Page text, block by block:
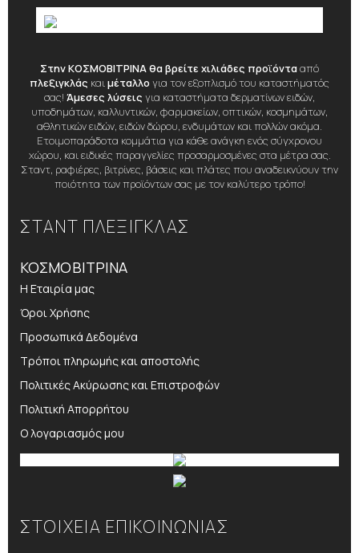
Στην ΚΟΣΜΟΒΙΤΡΙΝΑ θα βρείτε χιλιάδες προϊόντααπό
πλεξιγκλάς καιμέταλλο για τον εξοπλισμό του καταστήματός
σας! Άμεσες λύσεις για καταστήματα δερματίνων ειδών,
υποδημάτων, καλλυντικών, φαρμακείων, οπτικών, κοσμημάτων,
αθλητικών ειδών, ειδών δώρου, ενδυμάτων και πολλών ακόμα.
Ετοιμοπαράδοτα κομμάτια για κάθε ανάγκη ενός σύγχρονου
χώρου, και ειδικές παραγγελίες προσαρμοσμένες στα μέτρα σας.
Σταντ, ραφιέρες, βιτρίνες, βάσεις και πλάτες που αναδεικνύουν την
ποιότητα των προϊόντων σας με τον καλύτερο τρόπο!
ΣΤΑΝΤ ΠΛΕΞΙΓΚΛΑΣ
ΚΟΣΜΟΒΙΤΡΙΝΑ
Η Εταιρία μας
Όροι Χρήσης
Προσωπικά Δεδομένα
Τρόποι πληρωμής και αποστολής
Πολιτικές Ακύρωσης και Επιστροφών
Πολιτική Απορρήτου
Ο λογαριασμός μου
ΣΤΟΙΧΕΙΑ ΕΠΙΚΟΙΝΩΝΙΑΣ